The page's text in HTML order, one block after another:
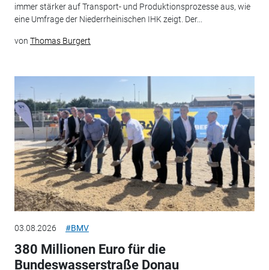
immer stärker auf Transport- und Produktionsprozesse aus, wie
eine Umfrage der Niederrheinischen IHK zeigt. Der...
von Thomas Burgert
03.08.2026 #BMV
380 Millionen Euro für die
Bundeswasserstraße Donau